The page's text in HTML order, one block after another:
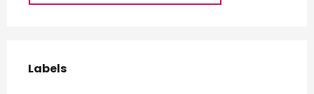
Offres de prestations
Labels
Labels